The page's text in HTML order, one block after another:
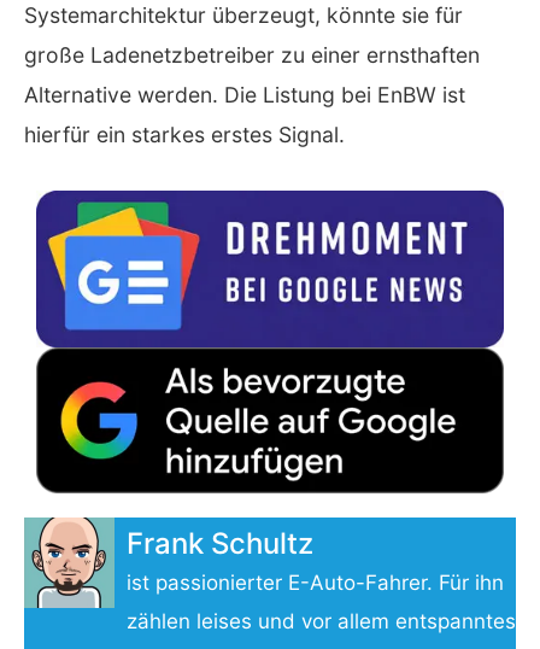
Systemarchitektur überzeugt, könnte sie für
große Ladenetzbetreiber zu einer ernsthaften
Alternative werden. Die Listung bei EnBW ist
hierfür ein starkes erstes Signal.
Frank Schultz
ist passionierter E-Auto-Fahrer. Für ihn
zählen leises und vor allem entspanntes